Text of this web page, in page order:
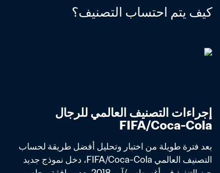
كيف يتم احتساب التصنيف؟
FIFA/Coca-Cola